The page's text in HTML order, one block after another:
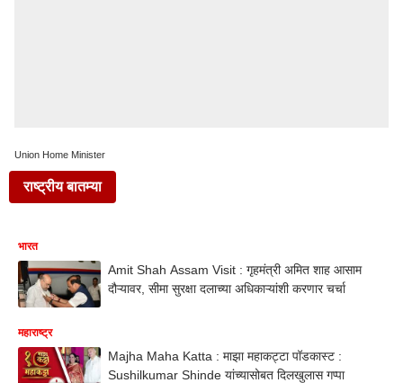
Union Home Minister
राष्ट्रीय बातम्या
भारत
Amit Shah Assam Visit : गृहमंत्री अमित शाह आसाम
दौऱ्यावर, सीमा सुरक्षा दलाच्या अधिकाऱ्यांशी करणार चर्चा
महाराष्ट्र
Majha Maha Katta : माझा महाकट्टा पॉडकास्ट :
Sushilkumar Shinde यांच्यासोबत दिलखुलास गप्पा